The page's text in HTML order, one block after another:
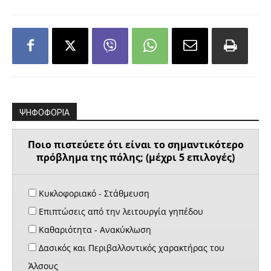
ΨΗΦΟΦΟΡΙΑ
Ποιο πιστεύετε ότι είναι το σημαντικότερο
πρόβλημα της πόλης; (μέχρι 5 επιλογές)
Κυκλοφοριακό - Στάθμευση
Επιπτώσεις από την λειτουργία γηπέδου
Καθαριότητα - Ανακύκλωση
Δασικός και Περιβαλλοντικός χαρακτήρας του
Άλσους